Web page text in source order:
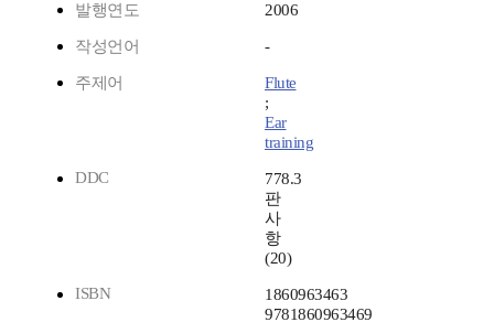
발행연도 2006
작성언어 -
주제어
Flute
;
Ear
training
DDC
778.3
판
사
항
(20)
ISBN
1860963463
9781860963469